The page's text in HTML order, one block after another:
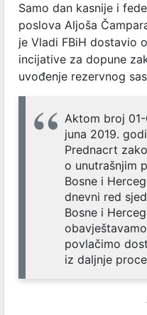
Samo dan kasnije i
poslova Aljoša
je Vladi FBiH dostavio
incijative za dopune
uvođenje rezervnog
Aktom broj
juna 2019.
Prednacrt
o unutrašnjim
Bosne i
dnevni red
Bosne i
povlačimo
iz daljnje